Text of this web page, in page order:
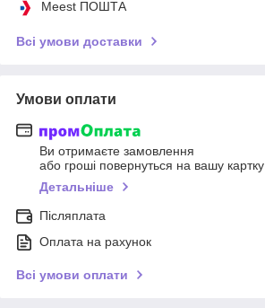
Meest ПОШТА
Всі умови доставки
Умови оплати
Ви отримаєте замовлення
або гроші повернуться на вашу картку
Детальніше
Післяплата
Оплата на рахунок
Всі умови оплати